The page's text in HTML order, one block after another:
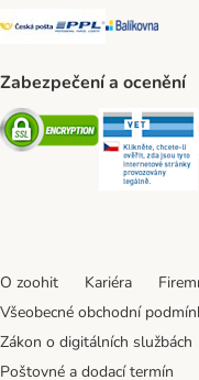
Česká poštaPPL Shipping
Zabezpečení a ocenění
Security
O zoohit Kariéra
Všeobecné obchodní
Zákon o digitálních službách
Poštovné a dodací termín